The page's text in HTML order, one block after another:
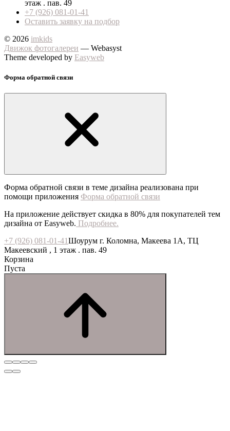
этаж . пав. 49
+7 (926) 081-01-41
Оставить заявку на подбор
© 2026 imkids
Движок фотогалереи — Webasyst
Theme developed by Easyweb
Форма обратной связи
Форма обратной связи в теме дизайна реализована при
помощи приложения Форма обратной связи
На приложение действует скидка в 80% для покупателей тем
дизайна от Easyweb. Подробнее.
+7 (926) 081-01-41Шоурум г. Коломна, Макеева 1А, ТЦ
Макеевский , 1 этаж . пав. 49
Корзина
Пуста